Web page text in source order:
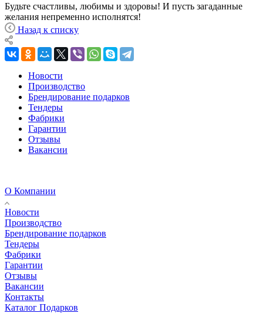
Будьте счастливы, любимы и здоровы! И пусть загаданные
желания непременно исполнятся!
Назад к списку
Новости
Производство
Брендирование подарков
Тендеры
Фабрики
Гарантии
Отзывы
Вакансии
О Компании
Новости
Производство
Брендирование подарков
Тендеры
Фабрики
Гарантии
Отзывы
Вакансии
Контакты
Каталог Подарков